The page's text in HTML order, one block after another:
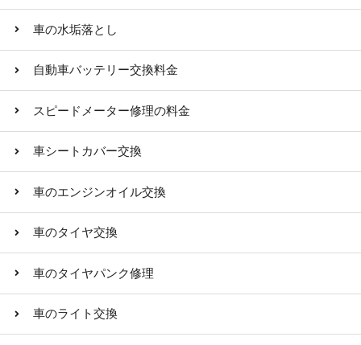
車の水垢落とし
自動車バッテリー交換料金
スピードメーター修理の料金
車シートカバー交換
車のエンジンオイル交換
車のタイヤ交換
車のタイヤパンク修理
車のライト交換